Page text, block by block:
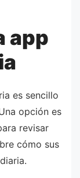
app
es sencillo
opción es
revisar
cómo sus